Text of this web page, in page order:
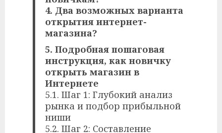
4. Два возможных варианта
открытия интернет-
магазина?
5. Подробная пошаговая
инструкция, как новичку
открыть магазин в
Интернете
5.1. Шаг 1: Глубокий анализ
рынка и подбор прибыльной
ниши
5.2. Шаг 2: Составление